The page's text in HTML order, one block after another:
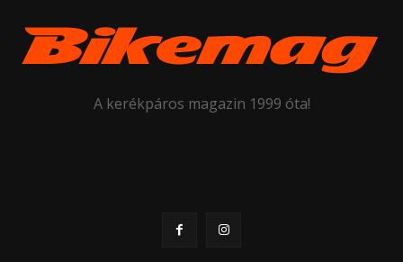
A kerékpáros magazin 1999 óta!